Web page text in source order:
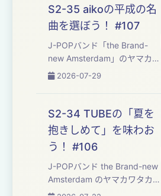
がら平成30年間の名曲たちを
味わっていくPodcast番組で
す。 ・今回味わった楽曲は...
S2-35 aikoの平成の名
曲を選ぼう！ #107
J-POPバンド「⁠⁠⁠⁠⁠⁠⁠⁠⁠⁠⁠⁠⁠⁠⁠⁠⁠⁠⁠⁠⁠⁠⁠⁠⁠⁠⁠⁠⁠⁠⁠⁠⁠⁠⁠⁠⁠⁠⁠the Brand-
new Amsterdam⁠⁠⁠⁠⁠⁠⁠⁠⁠⁠⁠⁠⁠⁠⁠⁠⁠⁠⁠⁠⁠⁠⁠⁠⁠⁠⁠⁠⁠⁠⁠⁠⁠⁠⁠⁠⁠⁠⁠」のヤマカワ
タカヒロとフジモトヨウヘイ
りしながら平成を彩った名曲
たちを味わっていくPodcast
番組です。 番組のご感想は下
の...
2026-07-29
S2-34 TUBEの「夏を
抱きしめて」を味わお
う！ #106
J-POPバンド ⁠⁠⁠⁠⁠⁠⁠⁠⁠⁠⁠⁠⁠⁠⁠⁠⁠⁠⁠⁠⁠⁠⁠⁠⁠⁠⁠⁠⁠⁠⁠⁠⁠⁠⁠⁠⁠the Brand-new
Amsterdam⁠⁠⁠⁠⁠⁠⁠⁠⁠⁠⁠⁠⁠⁠⁠⁠⁠⁠⁠⁠⁠⁠⁠⁠⁠⁠⁠⁠⁠⁠⁠⁠⁠⁠⁠ ⁠⁠のヤマカワタカヒ
ロとフジモトヨウヘイが、自